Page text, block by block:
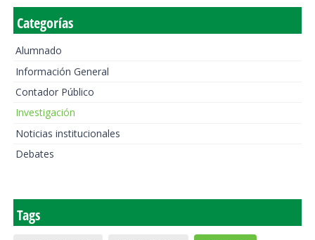
Categorías
Alumnado
Información General
Contador Público
Investigación
Noticias institucionales
Debates
Tags